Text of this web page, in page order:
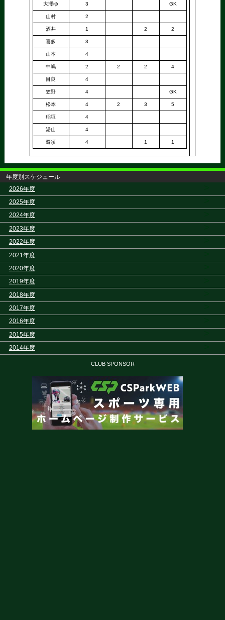
大澤ゆ 3 GK
山村 2
酒井 1 2 2
喜多 3
山本 4
中嶋 2 2 2 4
目良 4
笠野 4 GK
松本 4 2 3 5
稲垣 4
湯山 4
齋須 4 1 1
年度別スケジュール
2026年度
2025年度
2024年度
2023年度
2022年度
2021年度
2020年度
2019年度
2018年度
2017年度
2016年度
2015年度
2014年度
CLUB SPONSOR